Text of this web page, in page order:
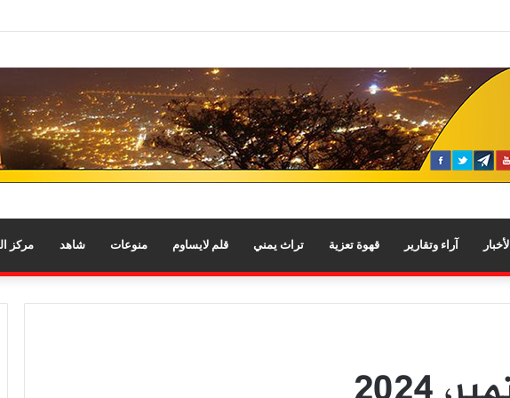
الأخبار آراء وتقارير قهوة تعزية تراث يمني قلم لايساوم منوعات شاهد مركز